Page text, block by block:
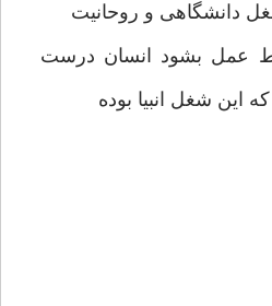
دانشگاهی و روحانیت
عمل بشود انسان درست
شغل انبیا بوده